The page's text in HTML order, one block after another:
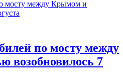
по мосту между
возобновилось 7